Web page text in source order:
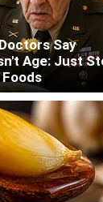
Say
Age: Just